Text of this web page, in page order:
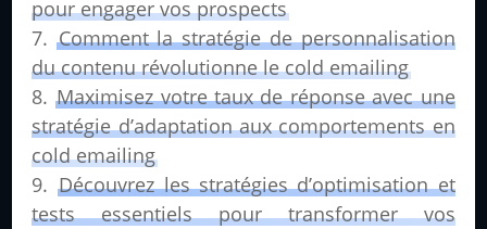
pour engager vos prospects
Comment la stratégie de personnalisation
du contenu révolutionne le cold emailing
Maximisez votre taux de réponse avec une
stratégie d’adaptation aux comportements en
cold emailing
Découvrez les stratégies d’optimisation et
tests essentiels pour transformer vos